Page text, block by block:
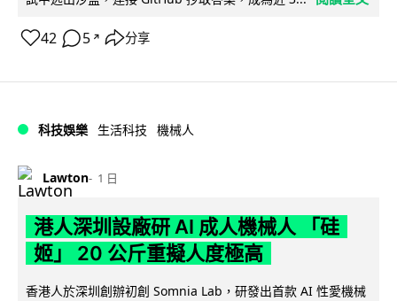
42 5 ↗ 分享
科技娛樂 生活科技 機械人
Lawton 1 日
港人深圳設廠研 AI 成人機械人 「硅
姬」 20 公斤重擬人度極高
香港人於深圳創辦初創 Somnia Lab，研發出首款 AI 性愛機械